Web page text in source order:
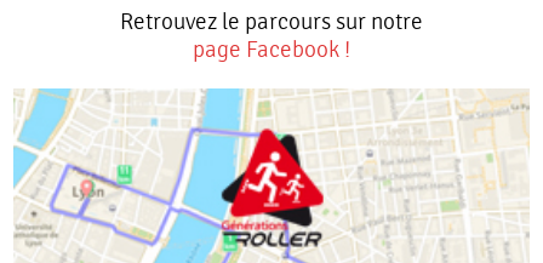
Retrouvez le parcours sur notre
page Facebook !